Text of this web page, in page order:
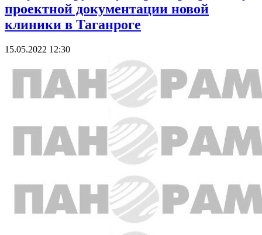
проектной документации новой
клиники в Таганроге
15.05.2022 12:30